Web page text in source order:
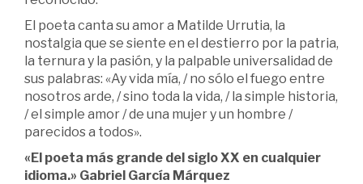
El poeta canta su amor a Matilde Urrutia, la
nostalgia que se siente en el destierro por la patria,
la ternura y la pasión, y la palpable universalidad de
sus palabras: «Ay vida mía, / no sólo el fuego entre
nosotros arde, / sino toda la vida, / la simple historia,
/ el simple amor / de una mujer y un hombre /
parecidos a todos».
«El poeta más grande del siglo XX en cualquier
idioma.» Gabriel García Márquez